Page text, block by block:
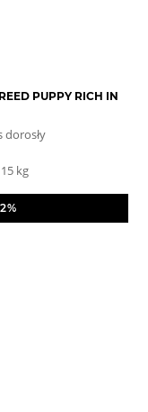
PUPPY RICH IN
dorosły
kg